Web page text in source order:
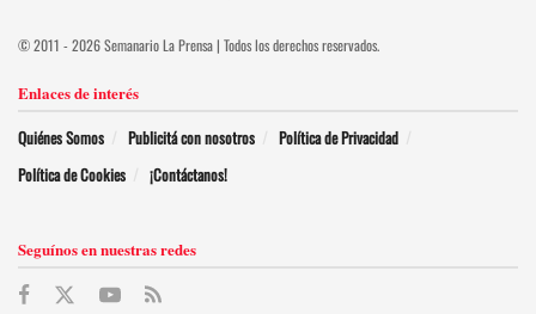
© 2011 - 2026 Semanario La Prensa | Todos los derechos reservados.
Enlaces de interés
Quiénes Somos Publicitá con nosotros
Política de Privacidad
Política de Cookies
¡Contáctanos!
Seguínos en nuestras redes